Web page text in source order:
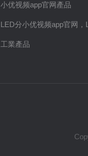
小优视频app官网產品
LED分小优视频app官网，
工業產品